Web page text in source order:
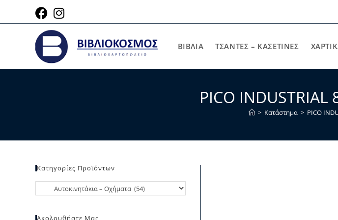
ΒΙΒΛΙΑ ΤΣΑΝΤΕΣ – ΚΑΣΕΤΙΝΕΣ
PICO
> Κατάστημα > PICO
Κατηγορίες Προϊόντων
Ακολουθήστε Μας